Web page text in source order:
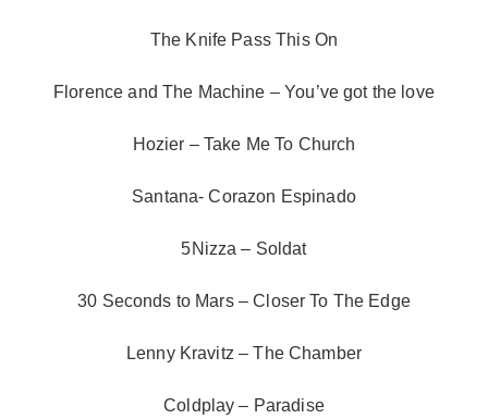
The Knife Pass This On
Florence and The Machine – You’ve got the love
Hozier – Take Me To Church
Santana- Corazon Espinado
5Nizza – Soldat
30 Seconds to Mars – Closer To The Edge
Lenny Kravitz – The Chamber
Coldplay – Paradise